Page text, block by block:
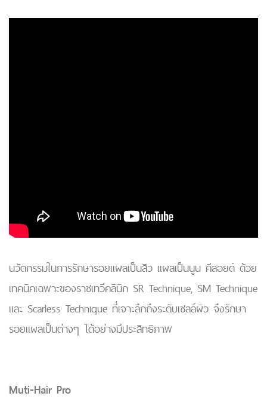
นวัตกรรมในการรักษารอยแผลเป็นสิว แผลเป็นนูน คีลอยด์ ด้วย
เทคนิคเฉพาะของราชเทวีคลินิก SR Technique, SM Technique
และ Scarless Technique ที่เจาะลึกถึงระดับเซลล์ผิว จึงรักษา
รอยแผลเป็นต่างๆ ได้อย่างมีประสิทธิภาพ
Muti-Hair Pro